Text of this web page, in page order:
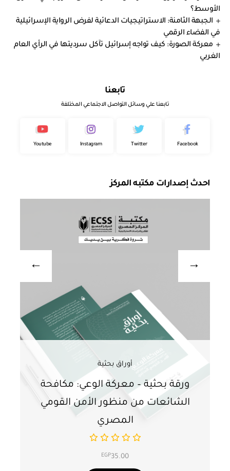
الأوسط؟
الجبهة الثامنة: الاستراتيجيات الدعائية لفرض الرواية الإسرائيلية
في الفضاء الرقمي
معركة الصورة: كيف تواجه إسرائيل تآكل سرديتها في الرأي العام
الغربي
تابعنا
تابعنا علي وسائل التواصل الاجتماعي المختلفة
Facebook
Twitter
Instagram
Youtube
احدث إصدارات مكتبه المركز
أوراق بحثية
ورقة بحثية – معركة الوعي: مكافحة
الشائعات من منظور الأمن القومي
المصري
EGP35.00